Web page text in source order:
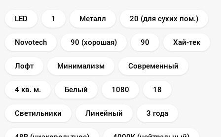
LED 1 Металл 20 (для сухих пом.)
Novotech 90 (хорошая) 90 Хай-тек
Лофт Минимализм Современный
4 кв. м. Белый 1080 18
Светильники Линейный 3 года